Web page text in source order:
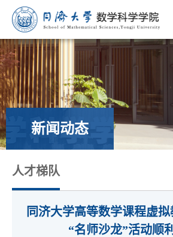
新闻动态
人才梯队
同济大学高等数学课程虚
“名师沙龙”活动顺